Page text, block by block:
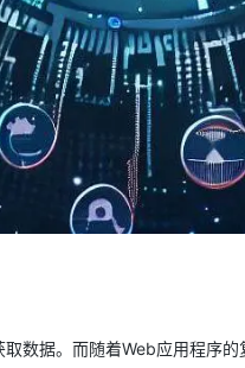
数据。而随着Web应用程序